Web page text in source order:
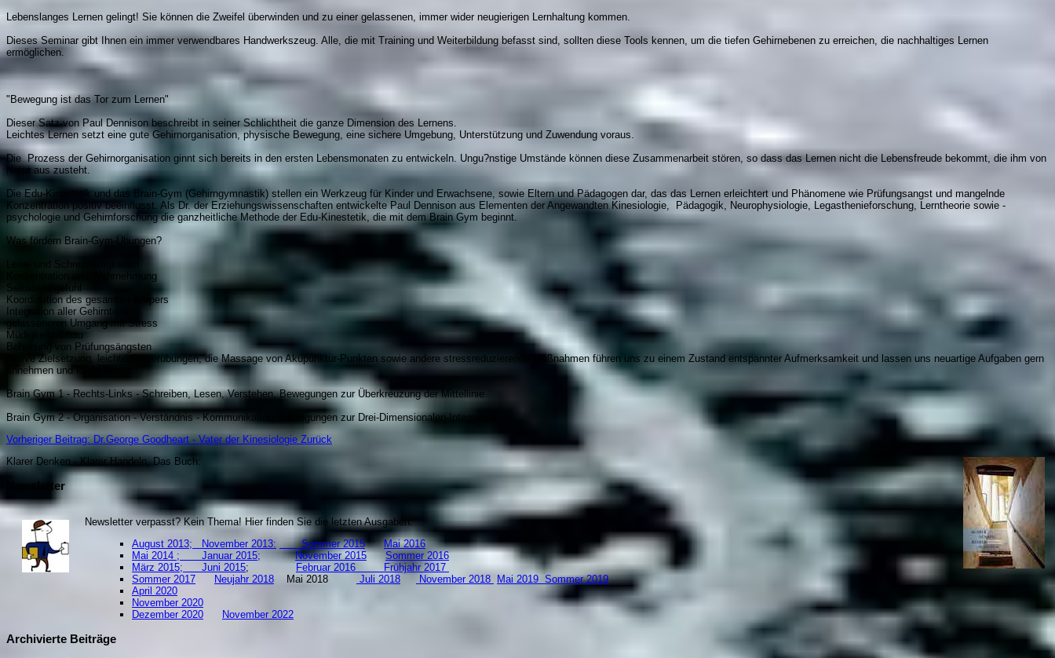
Lebenslanges Lernen gelingt! Sie können die Zweifel überwinden und zu einer gelassenen, immer wider neugierigen Lernhaltung kommen.
Dieses Seminar gibt Ihnen ein immer verwendbares Handwerkszeug. Alle, die mit Training und Weiterbildung befasst sind, sollten diese Tools kennen, um die tiefen Gehirnebenen zu erreichen, die nachhaltiges Lernen
ermöglichen.
"Bewegung ist das Tor zum Lernen"
Dieser Satz von Paul Dennison beschreibt in seiner Schlichtheit die ganze Dimension des Lernens.
Leichtes Lernen setzt eine gute Gehirnorganisation, physische Bewegung, eine sichere Umgebung, Unterstützung und Zuwendung voraus.
Die Prozess der Gehirnorganisation ginnt sich bereits in den ersten Lebensmonaten zu entwickeln. Ungu?nstige Umstände können diese Zusammenarbeit stören, so dass das Lernen nicht die Lebensfreude bekommt, die ihm von
Natur aus zusteht.
Die Edu-Kinestetik und das Brain-Gym (Gehirngymnastik) stellen ein Werkzeug für Kinder und Erwachsene, sowie Eltern und Pädagogen dar, das das Lernen erleichtert und Phänomene wie Prüfungsangst und mangelnde
Konzentration positiv beeinflusst. Als Dr. der Erziehungswissenschaften entwickelte Paul Dennison aus Elementen der Angewandten Kinesiologie, Pädagogik, Neurophysiologie, Legasthenieforschung, Lerntheorie sowie -
psychologie und Gehirnforschung die ganzheitliche Methode der Edu-Kinestetik, die mit dem Brain Gym beginnt.
Was fördern Brain-Gym-Übungen?
Konzentration und Wahrnehmung
Selbstwertgefühl
Koordination des gesamten Körpers
Integration aller Gehirnteile
gelasseneren Umgang mit Stress
Müdigkeitsabbau
Behebung von Prüfungsängsten
Aktive Zielsetzung, leichte Körperübungen, die Massage von Akupunktur-Punkten sowie andere stressreduzierende Maßnahmen führen uns zu einem Zustand entspannter Aufmerksamkeit und lassen uns neuartige Aufgaben gern
annehmen und leicht lernen.
Brain Gym 1 - Rechts-Links - Schreiben, Lesen, Verstehen, Bewegungen zur Überkreuzung der Mittellinie
Brain Gym 2 - Organisation - Verständnis - Kommunikation, Bewegungen zur Drei-Dimensionalen-Integration
Vorheriger Beitrag: Dr.George Goodheart - Vater der Kinesiologie Zurück
Klarer Denken - Klarer Handeln. Das Buch:
Newsletter
Newsletter verpasst? Kein Thema! Hier finden Sie die letzten Ausgaben:
August 2013;
November 2013: Sommer 2015
Mai 2016
Mai 2014 ; Januar 2015; November 2015
Sommer 2016
März 2015; Juni 2015; Februar 2016
Frühjahr 2017
Sommer 2017
Neujahr 2018 Mai 2018 Juli 2018 November 2018 Mai 2019 Sommer 2019
April 2020
November 2020
Dezember 2020
November 2022
Archivierte Beiträge